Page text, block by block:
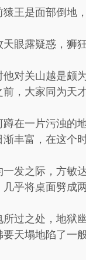
猿王是面部倒地
天眼露疑惑，狮
他对关山越是颇
前，大家同为天
蹲在一片污浊的
渐丰富，在这个
一发之际，方敏
乎将桌面劈成
所过之处，地狱
天塌地陷了一